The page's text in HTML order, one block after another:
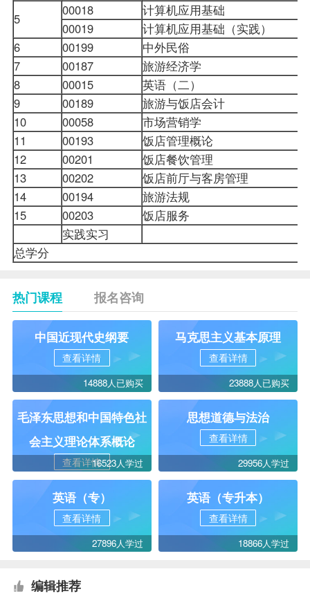
5
00018
计算机应用基础
00019
计算机应用基础（实践）
6
00199
中外民俗
7
00187
旅游经济学
8
00015
英语（二）
9
00189
旅游与饭店会计
10
00058
市场营销学
11
00193
饭店管理概论
12
00201
饭店餐饮管理
13
00202
饭店前厅与客房管理
14
00194
旅游法规
15
00203
饭店服务
实践实习
总学分
热门课程 报名咨询
中国近现代史纲要
查看详情
14888人已购买
马克思主义基本原理
查看详情
23888人已购买
毛泽东思想和中国特色社
会主义理论体系概论
查看详情16523人学过
思想道德与法治
查看详情
29956人学过
英语（专）
查看详情
27896人学过
英语（专升本）
查看详情
18866人学过
编辑推荐